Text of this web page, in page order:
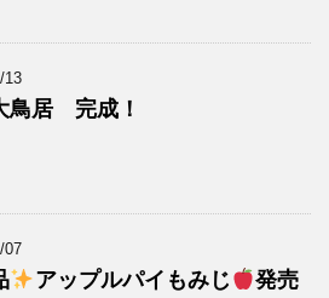
13
鳥居 完成！
07
アップルパイもみじ
発売